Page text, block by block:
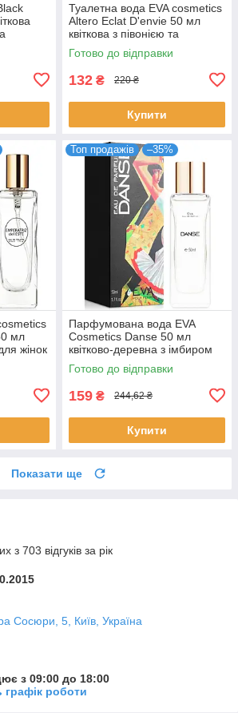
Туалетна вода EVA cosmetics
Altero Eclat D'envie 50 мл
квіткова з півонією та
мускусом для жінок парфуми
Ева
Готово до відправки
132 ₴ 220 ₴
Купити
мл
жінок
Топ продажів –35%
Парфумована вода EVA
Cosmetics Danse 50 мл
квітково-деревна з імбиром
для жінок аромат Єва
Косметікс
Готово до відправки
159 ₴ 244,62 ₴
Купити
Показати ще
з 703 відгуків за рік
Сосюри, 5, Київ, Україна
з 09:00 до 18:00
графік роботи